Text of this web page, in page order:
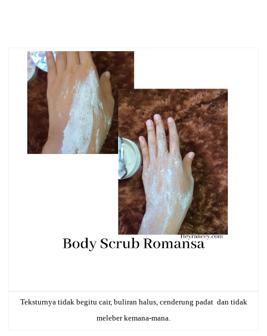
Teksturnya tidak begitu cair, buliran halus, cenderung padat dan tidak
meleber kemana-mana.